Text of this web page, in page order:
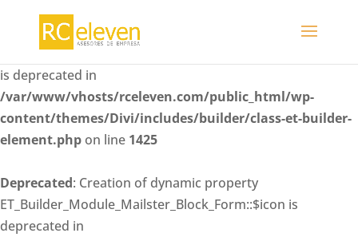
Deprecated : Creation of dynamic property
is deprecated in
/var/www/vhosts/rceleven.com/public_html/wp-
content/themes/Divi/includes/builder/class-et-builder-
element.php on line 1425
Deprecated: Creation of dynamic property
ET_Builder_Module_Mailster_Block_Form::$icon is
deprecated in